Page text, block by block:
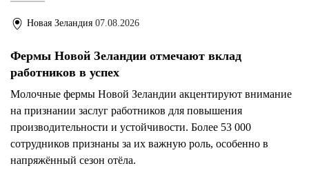
Новая Зеландия 07.08.2026
Фермы Новой Зеландии отмечают вклад
работников в успех
Молочные фермы Новой Зеландии акцентируют внимание
на признании заслуг работников для повышения
производительности и устойчивости. Более 53 000
сотрудников признаны за их важную роль, особенно в
напряжённый сезон отёла.